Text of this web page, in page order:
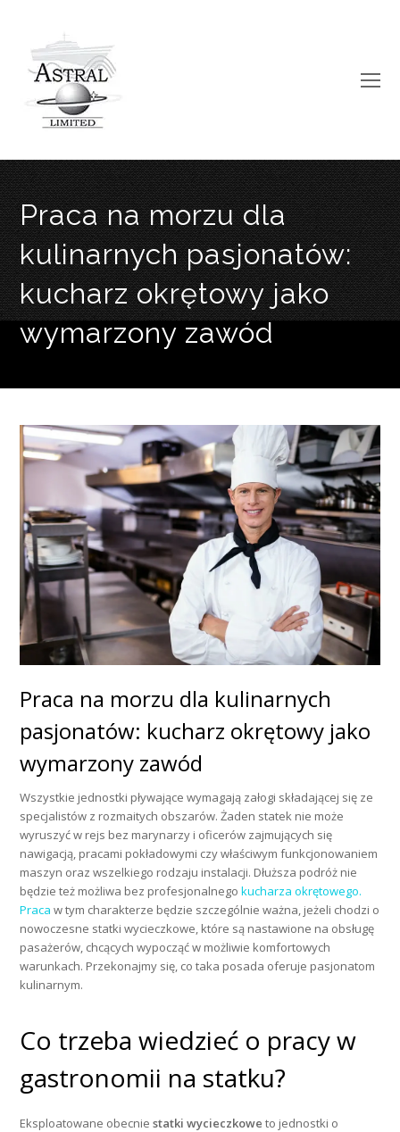
Praca na morzu dla
kulinarnych pasjonatów:
kucharz okrętowy jako
wymarzony zawód
Praca na morzu dla kulinarnych
pasjonatów: kucharz okrętowy jako
wymarzony zawód
Wszystkie jednostki pływające wymagają załogi składającej się ze
specjalistów z rozmaitych obszarów. Żaden statek nie może
wyruszyć w rejs bez marynarzy i oficerów zajmujących się
nawigacją, pracami pokładowymi czy właściwym funkcjonowaniem
maszyn oraz wszelkiego rodzaju instalacji. Dłuższa podróż nie
będzie też możliwa bez profesjonalnegokucharza okrętowego.
Praca w tym charakterze będzie szczególnie ważna, jeżeli chodzi o
nowoczesne statki wycieczkowe, które są nastawione na obsługę
pasażerów, chcących wypocząć w możliwie komfortowych
warunkach. Przekonajmy się, co taka posada oferuje pasjonatom
kulinarnym.
Co trzeba wiedzieć o pracy w
gastronomii na statku?
Eksploatowane obecniestatki wycieczkowe to jednostki o